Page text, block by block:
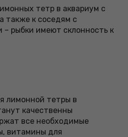
тетр в аквариум с
также к соседям с
– рыбки имеют склонность к
лимонной тетры в
качественны
все необходимые
витамины для